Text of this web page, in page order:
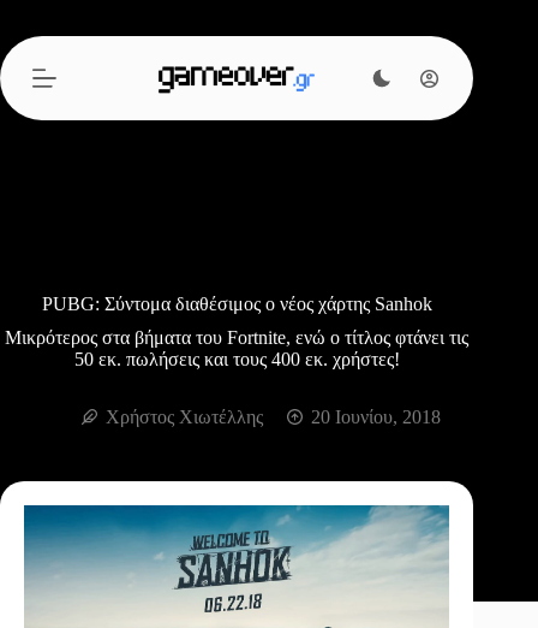
περιεχόμενο
PUBG: Σύντομα διαθέσιμος ο νέος χάρτης Sanhok
Μικρότερος στα βήματα του Fortnite, ενώ ο τίτλος φτάνει τις
50 εκ. πωλήσεις και τους 400 εκ. χρήστες!
Χρήστος Χιωτέλλης 20 Ιουνίου, 2018